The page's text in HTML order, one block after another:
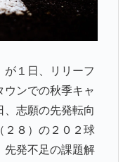
が１日、リリーフ
ウンでの秋季キャ
、志願の先発転向
２８）の２０２球
先発不足の課題解